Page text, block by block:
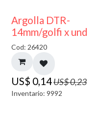
40% DESCUENTO
Argolla DTR-
14mm/golfi x und
Cod: 26420
US$ 0,14US$0,23
Inventario: 9992